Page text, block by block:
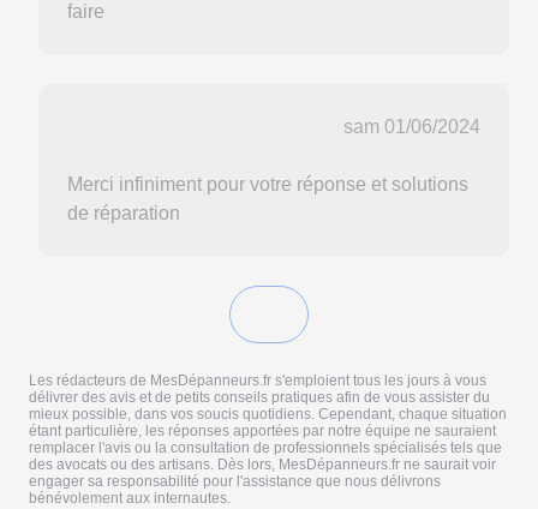
faire
sam 01/06/2024
Merci infiniment pour votre réponse et solutions
de réparation
Les rédacteurs de MesDépanneurs.fr s'emploient tous les jours à vous
délivrer des avis et de petits conseils pratiques afin de vous assister du
mieux possible, dans vos soucis quotidiens. Cependant, chaque situation
étant particulière, les réponses apportées par notre équipe ne sauraient
remplacer l'avis ou la consultation de professionnels spécialisés tels que
des avocats ou des artisans. Dès lors, MesDépanneurs.fr ne saurait voir
engager sa responsabilité pour l'assistance que nous délivrons
bénévolement aux internautes.